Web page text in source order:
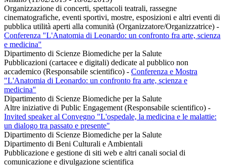
Organizzazione di concerti, spettacoli teatrali, rassegne
cinematografiche, eventi sportivi, mostre, esposizioni e altri eventi di
pubblica utilità aperti alla comunità (Organizzatore/Organizzatrice) -
Conferenza "L'Anatomia di Leonardo: un confronto fra arte, scienza
e medicina"
Dipartimento di Scienze Biomediche per la Salute
Pubblicazioni (cartacee e digitali) dedicate al pubblico non
accademico (Responsabile scientifico) - Conferenza e Mostra
"L'Anatomia di Leonardo: un confronto fra arte, scienza e
medicina"
Dipartimento di Scienze Biomediche per la Salute
Altre iniziative di Public Engagement (Responsabile scientifico) -
Invited speaker al Convegno "L'ospedale, la medicina e le malattie:
un dialogo tra passato e presente"
Dipartimento di Scienze Biomediche per la Salute
Dipartimento di Beni Culturali e Ambientali
Pubblicazione e gestione di siti web e altri canali social di
comunicazione e divulgazione scientifica